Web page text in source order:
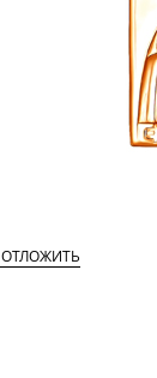
ОТЛОЖИТЬ